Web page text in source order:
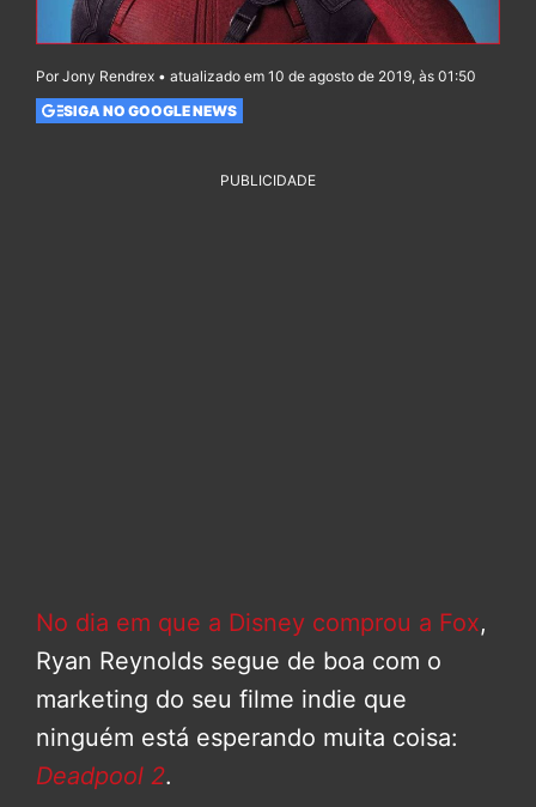
Por Jony Rendrex • atualizado em 10 de agosto de 2019, às 01:50
SIGA NO GOOGLE NEWS
PUBLICIDADE
No dia em que a Disney comprou a Fox,
Ryan Reynolds segue de boa com o
marketing do seu filme indie que
ninguém está esperando muita coisa:
Deadpool 2.